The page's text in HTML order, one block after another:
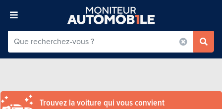
Trouvez la voiture qui vous convient